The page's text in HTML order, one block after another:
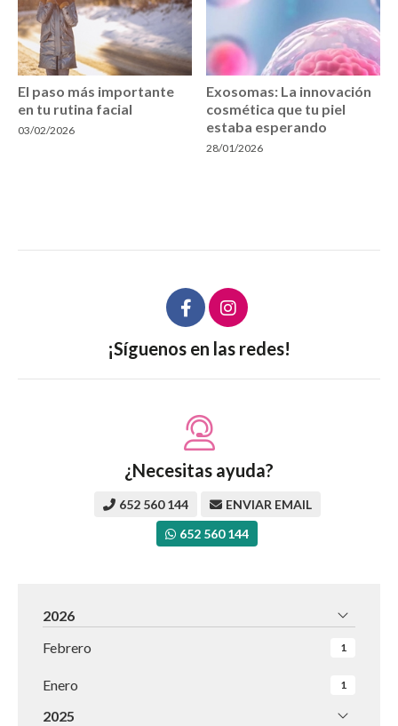
El paso más importante
en tu rutina facial
03/02/2026
Exosomas: La innovación
cosmética que tu piel
estaba esperando
28/01/2026
¡Síguenos en las redes!
¿Necesitas ayuda?
652 560 144
ENVIAR EMAIL
652 560 144
2026
Febrero
1
Enero 1
2025